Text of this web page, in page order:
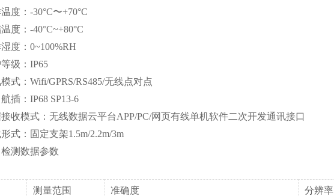
：-30°C〜+70°C
：-40°C~+80°C
：0~100%RH
：IP65
：Wifi/GPRS/RS485/无线点对点
：IP68 SP13-6
模式：无线数据云平台APP/PC/网页有线单机软件二次开发通讯接口
：固定支架1.5m/2.2m/3m
数据参数
测量范围 准确度 分辨率